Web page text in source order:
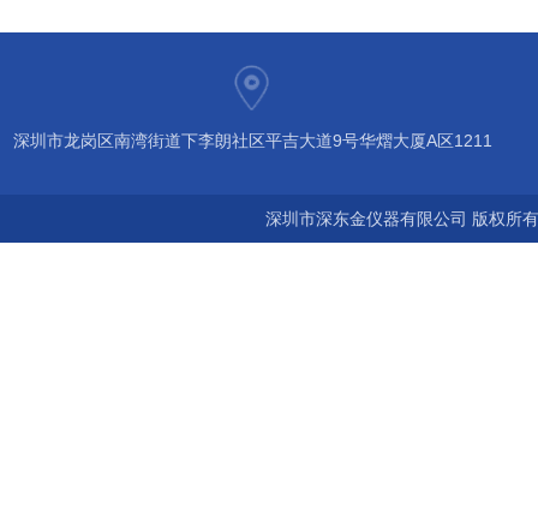
深圳市龙岗区南湾街道下李朗社区平吉大道9号华熠大厦A区1211
深圳市深东金仪器有限公司 版权所